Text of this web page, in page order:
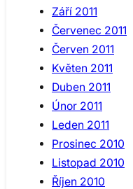
Září 2011
Červenec 2011
Červen 2011
Květen 2011
Duben 2011
Únor 2011
Leden 2011
Prosinec 2010
Listopad 2010
Říjen 2010